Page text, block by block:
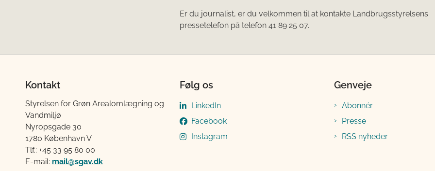
Er du journalist, er du velkommen til at kontakte Landbrugsstyrelsens
pressetelefon på telefon 41 89 25 07.
Kontakt
Styrelsen for Grøn Arealomlægning og
Vandmiljø
Nyropsgade 30
1780 København V
Tlf.: +45 33 95 80 00
E-mail: mail@sgav.dk
Følg os
LinkedIn
Facebook
Instagram
Genveje
Abonnér
Presse
RSS nyheder